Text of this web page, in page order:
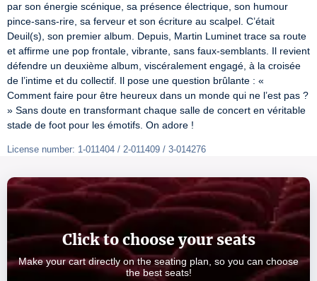
par son énergie scénique, sa présence électrique, son humour
pince‑sans‑rire, sa ferveur et son écriture au scalpel. C’était
Deuil(s), son premier album. Depuis, Martin Luminet trace sa route
et affirme une pop frontale, vibrante, sans faux‑semblants. Il revient
défendre un deuxième album, viscéralement engagé, à la croisée
de l’intime et du collectif. Il pose une question brûlante : «
Comment faire pour être heureux dans un monde qui ne l’est pas ?
» Sans doute en transformant chaque salle de concert en véritable
stade de foot pour les émotifs. On adore !
License number: 1-011404 / 2-011409 / 3-014276
Click to choose your seats
Make your cart directly on the seating plan, so you can choose
the best seats!